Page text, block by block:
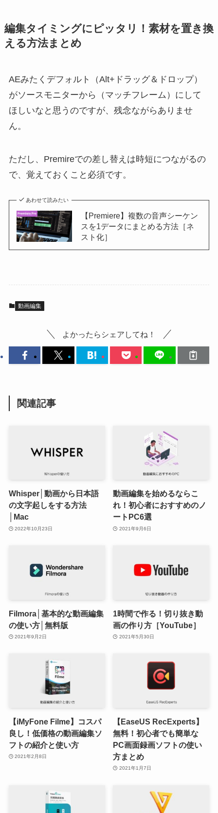
編集タイミングにピッタリ！素材を置き換
える方法まとめ
AEみたくデフォルト（Alt+ドラッグ＆ドロップ）
がソースモニターから（マッチフレーム）にして
ほしいなと思うのですが、残念ながらありませ
ん。
ただし、Premireでの差し替えは時短につながるの
で、覚えておくこと必須です。
あわせて読みたい
【Premiere】複数の音声シーケン
スを1データにまとめる方法［ネ
スト化］
動画編集
よかったらシェアしてね！
関連記事
Whisper│動画から日本語
の文字起しをする方法
│Mac
2022年10月23日
動画編集を始めるならこ
れ！初心者におすすめのノ
ートPC6選
2021年9月6日
Filmora│基本的な動画編集
の使い方│無料版
2021年9月2日
1時間で作る！切り抜き動
画の作り方［YouTube］
2021年5月30日
【iMyFone Filme】コスパ
良し！低価格の動画編集ソ
フトの紹介と使い方
2021年2月8日
【EaseUS RecExperts】
無料！初心者でも簡単な
PC画面録画ソフトの使い
方まとめ
2021年1月7日